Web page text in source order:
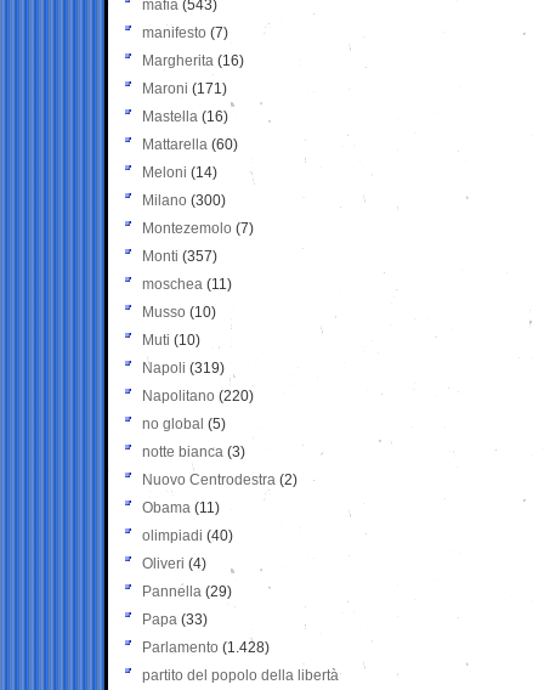
mafia (543)
manifesto (7)
Margherita (16)
Maroni (171)
Mastella (16)
Mattarella (60)
Meloni (14)
Milano (300)
Montezemolo (7)
Monti (357)
moschea (11)
Musso (10)
Muti (10)
Napoli (319)
Napolitano (220)
no global (5)
notte bianca (3)
Nuovo Centrodestra (2)
Obama (11)
olimpiadi (40)
Oliveri (4)
Pannella (29)
Papa (33)
Parlamento (1.428)
partito del popolo della libertà